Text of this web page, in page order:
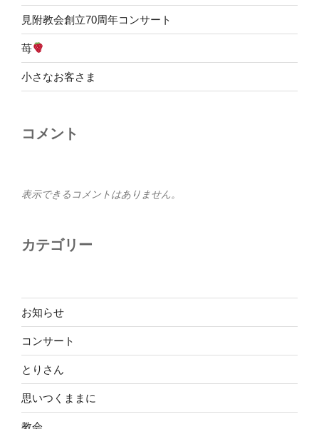
見附教会創立70周年コンサート
苺
小さなお客さま
コメント
表示できるコメントはありません。
カテゴリー
お知らせ
コンサート
とりさん
思いつくままに
教会